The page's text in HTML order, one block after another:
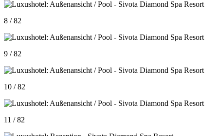
8 / 82
9 / 82
10 / 82
11 / 82